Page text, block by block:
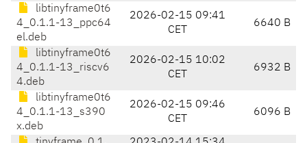
libtinyframe0t6
4_0.1.1-13_ppc64
el.deb
2026-02-15 09:41
CET
6640 B
libtinyframe0t6
4_0.1.1-13_riscv6
4.deb
2026-02-15 10:02
CET
6932 B
libtinyframe0t6
4_0.1.1-13_s390
x.deb
2026-02-15 09:46
CET
6096 B